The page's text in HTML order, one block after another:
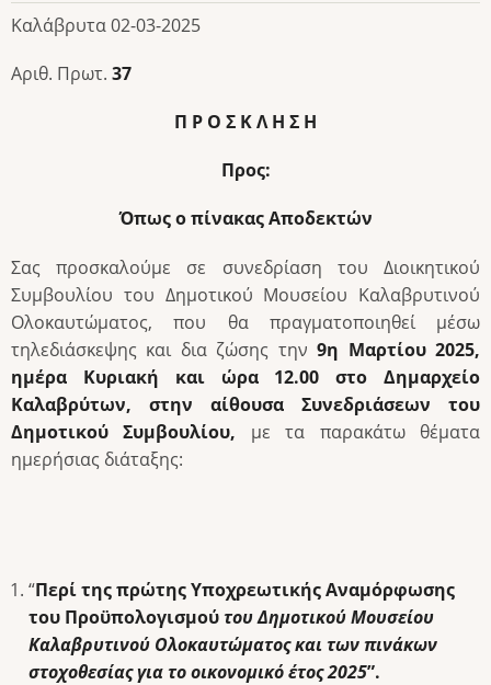
Καλάβρυτα 02-03-2025
Αριθ. Πρωτ. 37
Π Ρ Ο Σ Κ Λ Η Σ Η
Προς:
Όπως ο πίνακας Αποδεκτών
Σας προσκαλούμε σε συνεδρίαση του Διοικητικού
Συμβουλίου του Δημοτικού Μουσείου Καλαβρυτινού
Ολοκαυτώματος, που θα πραγματοποιηθεί μέσω
τηλεδιάσκεψης και δια ζώσης την9η Μαρτίου 2025,
ημέρα Κυριακή και ώρα
12.00 στο Δημαρχείο
Καλαβρύτων, στην αίθουσα Συνεδριάσεων του
Δημοτικού Συμβουλίου, με τα παρακάτω θέματα
ημερήσιας διάταξης:
“Περί της πρώτης Υποχρεωτικής Αναμόρφωσης
του Προϋπολογισμούτου Δημοτικού Μουσείου
Καλαβρυτινού Ολοκαυτώματος και των πινάκων
στοχοθεσίας για το οικονομικό έτος 2025”.